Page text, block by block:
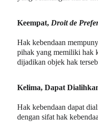
Keempat, Droit de
Hak kebendaan
pihak yang memiliki hak
dijadikan objek hak
Kelima, Dapat
Hak kebendaan dapat
dengan sifat hak